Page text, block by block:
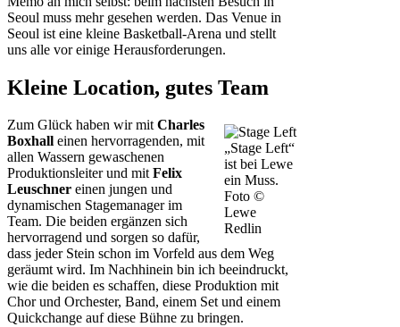
Seoul muss mehr gesehen werden. Das Venue in
Seoul ist eine kleine Basketball-Arena und stellt
uns alle vor einige Herausforderungen.
Kleine Location, gutes Team
„Stage Left“
ist bei Lewe
ein Muss.
Foto ©
Lewe
Redlin
Zum Glück haben wir mitCharles
Boxhall einen hervorragenden, mit
allen Wassern gewaschenen
Produktionsleiter und mitFelix
Leuschner einen jungen und
dynamischen Stagemanager im
Team. Die beiden ergänzen sich
hervorragend und sorgen so dafür,
dass jeder Stein schon im Vorfeld aus dem Weg
geräumt wird. Im Nachhinein bin ich beeindruckt,
wie die beiden es schaffen, diese Produktion mit
Chor und Orchester, Band, einem Set und einem
Quickchange auf diese Bühne zu bringen.